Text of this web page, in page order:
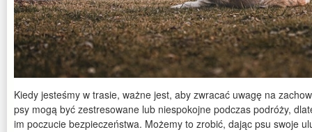
Kiedy jesteśmy w trasie, ważne jest, aby zwracać uwagę na
psy mogą być zestresowane lub niespokojne podczas podróży,
im poczucie bezpieczeństwa. Możemy to zrobić, dając psu swoje